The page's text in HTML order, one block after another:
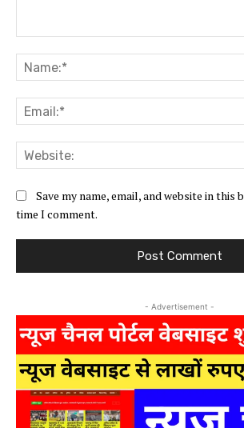
Save my name, email, and website in
time I comment.
- Advertisement -